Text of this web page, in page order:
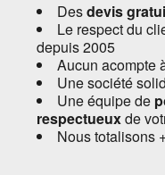
Desdevis
Le respect du
depuis 2005
Aucun acompte
Une société
Une équipe de
respectueuxde
Nous totalisons